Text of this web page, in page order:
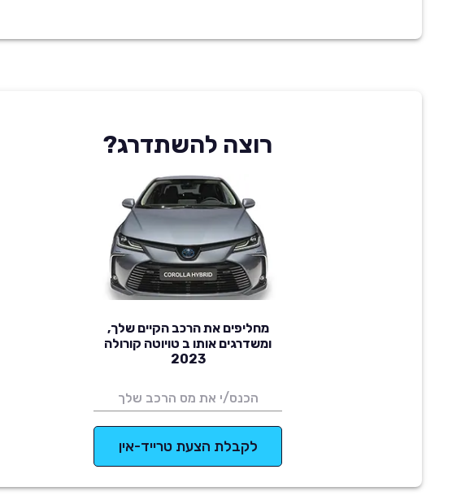
רוצה להשתדרג?
מחליפים את הרכב הקיים שלך,
ומשדרגים אותו ב טויוטה קורולה
2023
לקבלת הצעת טרייד-אין